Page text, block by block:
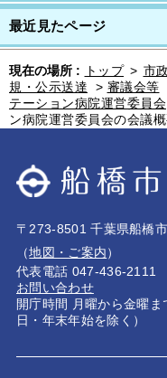
最近見たページ
現在の場所 : トップ > 市
規・公示送達
> 審議会等
テーション病院運営委員会
ン病院運営委員会の会議
〒273-8501 千葉県船橋
（地図・ご案内）
代表電話 047-436-2111
お問い合わせ
開庁時間 月曜から金曜
日・年末年始を除く）